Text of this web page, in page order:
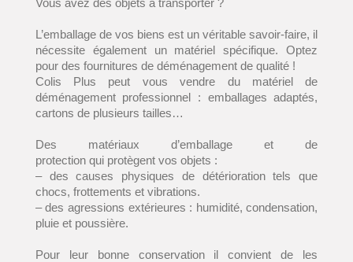
L’emballage de vos biens est un véritable savoir-faire, il
nécessite également un matériel spécifique. Optez
pour des fournitures de déménagement de qualité !
Colis Plus peut vous vendre du matériel de
déménagement professionnel : emballages adaptés,
cartons de plusieurs tailles…
Des matériaux d’emballage et de
protection qui protègent vos objets :
– des causes physiques de détérioration tels que
chocs, frottements et vibrations.
– des agressions extérieures : humidité, condensation,
pluie et poussière.
Pour leur bonne conservation il convient de les